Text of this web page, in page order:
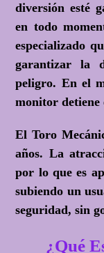
diversión esté
en todo
especializado
garantizar la
peligro. En el
monitor detiene
El Toro
años. La
por lo que es
subiendo un
seguridad, sin
¿Qué